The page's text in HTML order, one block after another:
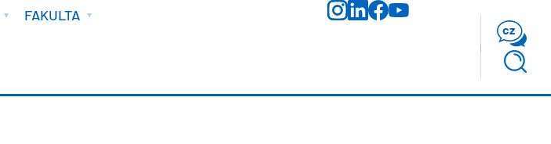
FAKULTA
cz